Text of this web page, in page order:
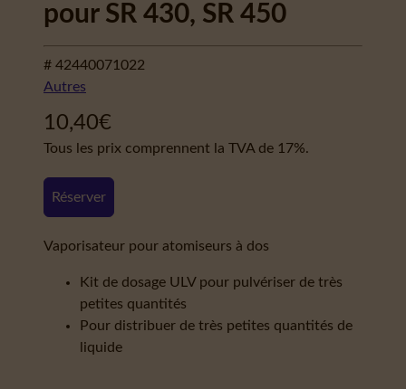
pour SR 430, SR 450
# 42440071022
Autres
10,40€
Tous les prix comprennent la TVA de 17%.
Réserver
Vaporisateur pour atomiseurs à dos
Kit de dosage ULV pour pulvériser de très
petites quantités
Pour distribuer de très petites quantités de
liquide